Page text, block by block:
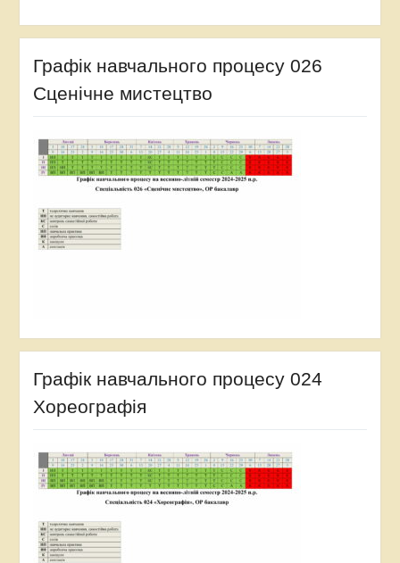
Графік навчального процесу 026
Сценічне мистецтво
Графік навчального процесу 024
Хореографія